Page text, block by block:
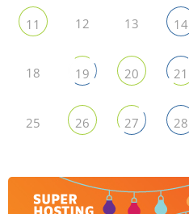
11 12 13 14
18 19 20 21
25 26 27 28